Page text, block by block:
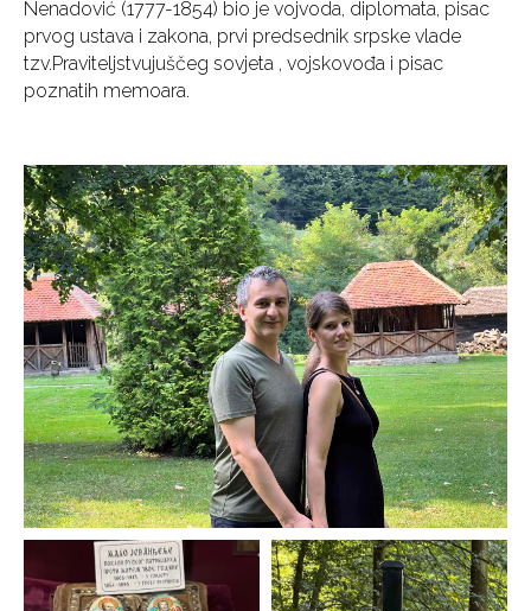
Nenadović (1777-1854) bio je vojvoda, diplomata, pisac
prvog ustava i zakona, prvi predsednik srpske vlade
tzv.Praviteljstvujuščeg sovjeta , vojskovođa i pisac
poznatih memoara.